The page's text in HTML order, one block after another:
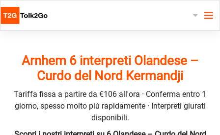
Arnhem 6 interpreti Olandese –
Curdo del Nord Kermandji
Tariffa fissa a partire da €106 all'ora · Conferma entro 1
giorno, spesso molto più rapidamente · Interpreti giurati
disponibili.